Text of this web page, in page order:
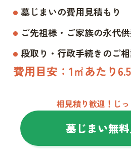
墓じまいの費用見積もり
ご先祖様・ご家族の永代
段取り・行政手続きのご
費用目安：1㎡あたり
相見積り歓迎！じ
墓じまい無